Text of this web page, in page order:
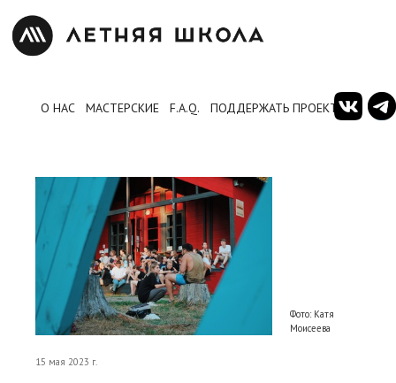
О НАС МАСТЕРСКИЕ F.A.Q. ПОДДЕРЖАТЬ ПРОЕКТ
Фото: Катя
Моисеева
15 мая 2023 г.